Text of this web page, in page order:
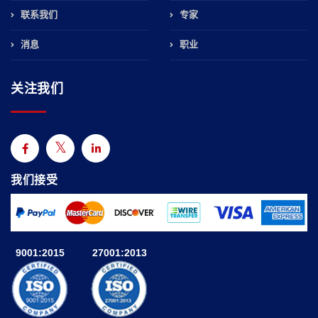
联系我们
消息
专家
职业
关注我们
我们接受
9001:2015 27001:2013